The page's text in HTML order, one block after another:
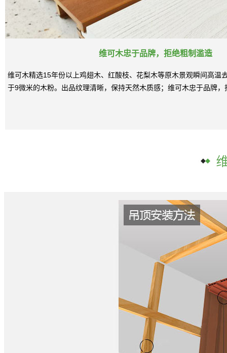
维可木忠于品牌，拒绝粗制滥造
维可木精选15年份以上鸡翅木、红酸枝、花梨木等原木景观瞬间高温
于9微米的木粉。出品纹理清晰，保持天然木质感；维可木忠于品牌，